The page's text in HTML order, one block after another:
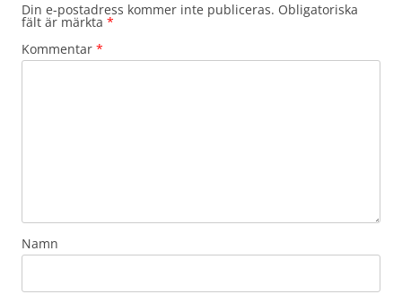
Din e-postadress kommer inte publiceras. Obligatoriska
fält är märkta *
Kommentar *
Namn